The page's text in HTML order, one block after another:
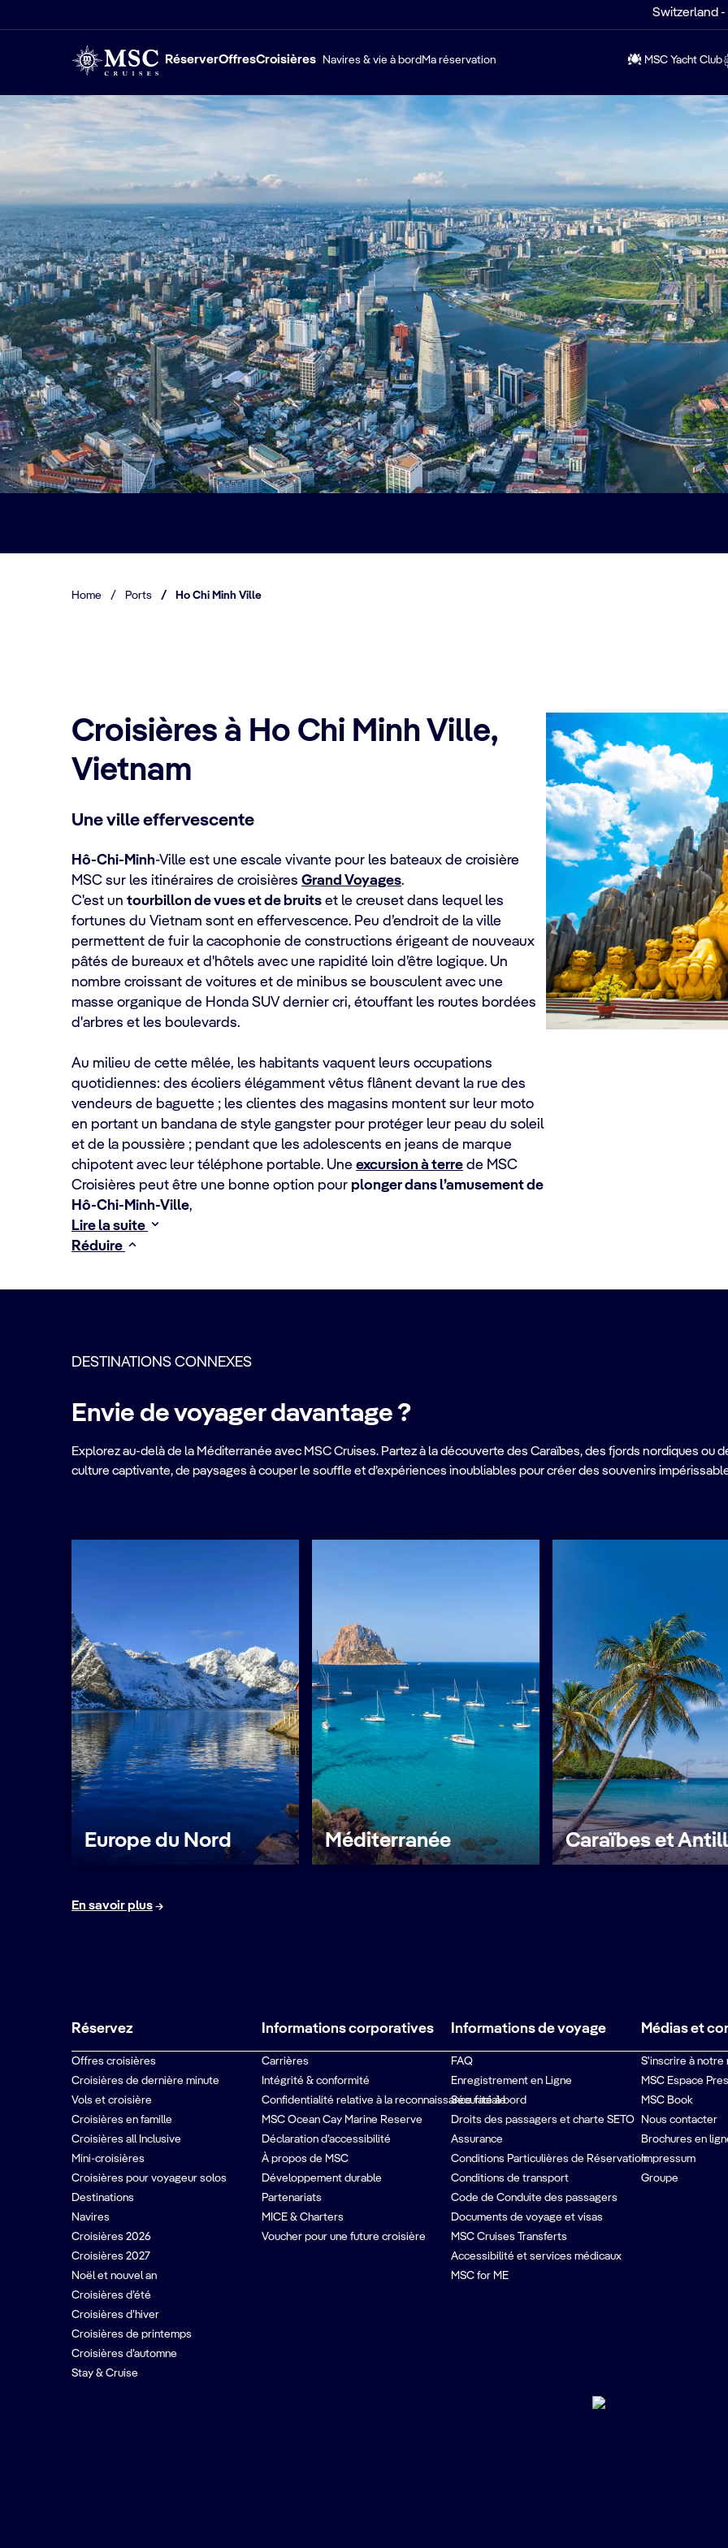
Switzerland
RéserverOffresCroisières Navires & vie à bord Ma réservation MSC Yacht Club
Home / Ports / Ho Chi Minh Ville
Croisières à Ho Chi Minh Ville,
Vietnam
Une ville effervescente
Hô-Chi-Minh-Ville est une escale vivante pour les bateaux de croisière
MSC sur les itinéraires de croisières Grand Voyages.
C'est un tourbillon de vues et de bruits et le creuset dans lequel les
fortunes du Vietnam sont en effervescence. Peu d’endroit de la ville
permettent de fuir la cacophonie de constructions érigeant de nouveaux
pâtés de bureaux et d'hôtels avec une rapidité loin d’être logique. Un
nombre croissant de voitures et de minibus se bousculent avec une
masse organique de Honda SUV dernier cri, étouffant les routes bordées
d'arbres et les boulevards.
Au milieu de cette mêlée, les habitants vaquent leurs occupations
quotidiennes: des écoliers élégamment vêtus flânent devant la rue des
vendeurs de baguette ; les clientes des magasins montent sur leur moto
en portant un bandana de style gangster pour protéger leur peau du soleil
et de la poussière ; pendant que les adolescents en jeans de marque
chipotent avec leur téléphone portable. Une excursion à terre de MSC
Croisières peut être une bonne option pour plonger dans l’amusement de
Hô-Chi-Minh-Ville,
Lire la suite
Réduire
DESTINATIONS CONNEXES
Envie de voyager davantage ?
Explorez au-delà de la Méditerranée avec MSC Cruises. Partez à la découverte des Caraïbes, des fjords nordiques ou
culture captivante, de paysages à couper le souffle et d’expériences inoubliables pour créer des souvenirs
Europe du Nord Méditerranée Caraïbes et
En savoir plus
Réservez
Offres croisières
Croisières de dernière minute
Vols et croisière
Croisières en famille
Croisières all Inclusive
Mini-croisières
Croisières pour voyageur solos
Destinations
Navires
Croisières 2026
Croisières 2027
Noël et nouvel an
Croisières d’été
Croisières d’hiver
Croisières de printemps
Croisières d’automne
Stay & Cruise
Informations corporatives
Carrières
Intégrité & conformité
Confidentialité relative à la reconnaissance faciale
MSC Ocean Cay Marine Reserve
Déclaration d’accessibilité
À propos de MSC
Développement durable
Partenariats
MICE & Charters
Voucher pour une future croisière
Informations de voyage
FAQ
Enregistrement en Ligne
Sécurité à bord
Droits des passagers et charte SETO
Assurance
Conditions Particulières de Réservation
Conditions de transport
Code de Conduite des passagers
Documents de voyage et visas
MSC Cruises Transferts
Accessibilité et services médicaux
MSC for ME
Médias et
S'inscrire à notre
MSC Espace
MSC Book
Nous contacter
Brochures en
Impressum
Groupe